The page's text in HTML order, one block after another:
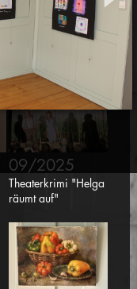
05/2025
Mauren kreativ
09/2025
Theaterkrimi "Helga
räumt auf"